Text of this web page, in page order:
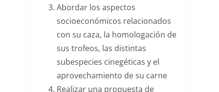
Abordar los aspectos
socioeconómicos relacionados
con su caza, la homologación de
sus trofeos, las distintas
subespecies cinegéticas y el
aprovechamiento de su carne
Realizar una propuesta de